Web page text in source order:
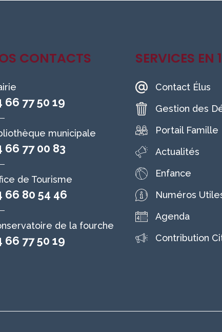
CONTACTS
66 77 50 19
municipale
66 77 00 83
de Tourisme
66 80 54 46
de la fourche
66 77 50 19
SERVICES EN
Contact Élus
Gestion des
Portail Famille
Actualités
Enfance
Numéros
Agenda
Contribution